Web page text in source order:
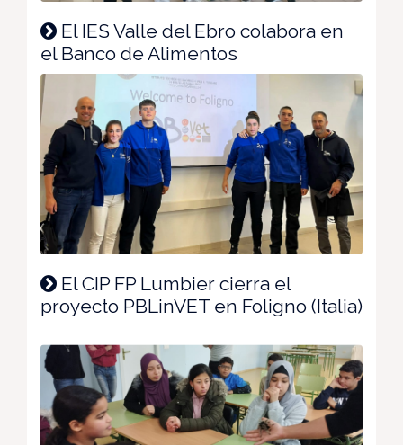
El IES Valle del Ebro colabora en
el Banco de Alimentos
El CIP FP Lumbier cierra el
proyecto PBLinVET en Foligno (Italia)